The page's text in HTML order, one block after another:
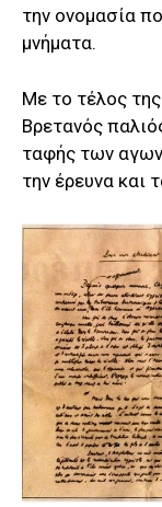
την ονομασία
μνήματα.
Με το τέλος
Βρετανός
ταφής των
την έρευνα και